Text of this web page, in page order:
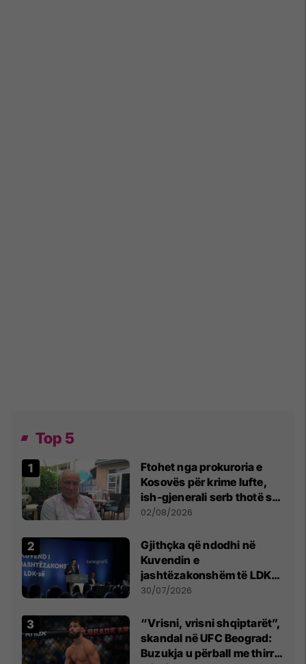
Top 5
Ftohet nga prokuroria e
Kosovës për krime lufte,
ish-gjenerali serb thotë se
dikush e tradhtoi në
02/08/2026
Gjithçka që ndodhi në
Kuvendin e
jashtëzakonshëm të LDK-
së
30/07/2026
“Vrisni, vrisni shqiptarët”,
skandal në UFC Beograd:
Buzukja u përball me thirrje